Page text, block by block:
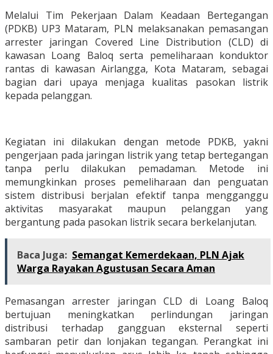
Melalui Tim Pekerjaan Dalam Keadaan Bertegangan
(PDKB) UP3 Mataram, PLN melaksanakan pemasangan
arrester jaringan Covered Line Distribution (CLD) di
kawasan Loang Baloq serta pemeliharaan konduktor
rantas di kawasan Airlangga, Kota Mataram, sebagai
bagian dari upaya menjaga kualitas pasokan listrik
kepada pelanggan.
Kegiatan ini dilakukan dengan metode PDKB, yakni
pengerjaan pada jaringan listrik yang tetap bertegangan
tanpa perlu dilakukan pemadaman. Metode ini
memungkinkan proses pemeliharaan dan penguatan
sistem distribusi berjalan efektif tanpa mengganggu
aktivitas masyarakat maupun pelanggan yang
bergantung pada pasokan listrik secara berkelanjutan.
Baca Juga: Semangat Kemerdekaan, PLN Ajak
Warga Rayakan Agustusan Secara Aman
Pemasangan arrester jaringan CLD di Loang Baloq
bertujuan meningkatkan perlindungan jaringan
distribusi terhadap gangguan eksternal seperti
sambaran petir dan lonjakan tegangan. Perangkat ini